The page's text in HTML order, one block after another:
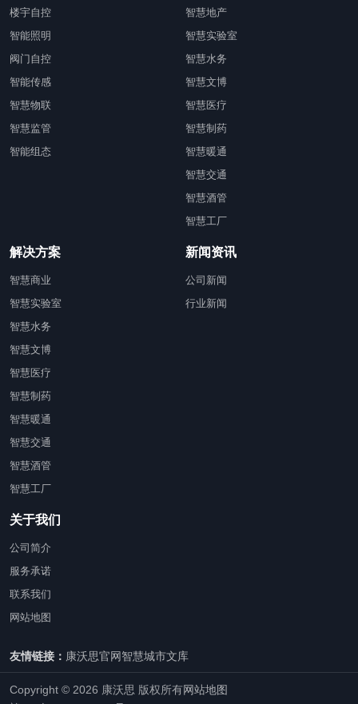
楼宇自控
智能照明
阀门自控
智能传感
智慧物联
智慧监管
智能组态
智慧地产
智慧实验室
智慧水务
智慧文博
智慧医疗
智慧制药
智慧暖通
智慧交通
智慧酒管
智慧工厂
解决方案
智慧商业
智慧实验室
智慧水务
智慧文博
智慧医疗
智慧制药
智慧暖通
智慧交通
智慧酒管
智慧工厂
新闻资讯
公司新闻
行业新闻
关于我们
公司简介
服务承诺
联系我们
网站地图
友情链接： 康沃思官网智慧城市文库
Copyright © 2026 康沃思 版权所有网站地图